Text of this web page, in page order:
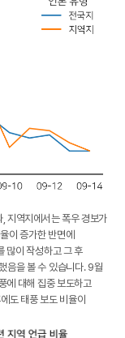
지역지에서는 폭우 경보가
이 증가한 반면에
많이 작성하고 그 후
음을 볼 수 있습니다. 9월
에 대해 집중 보도하고
도 태풍 보도 비율이